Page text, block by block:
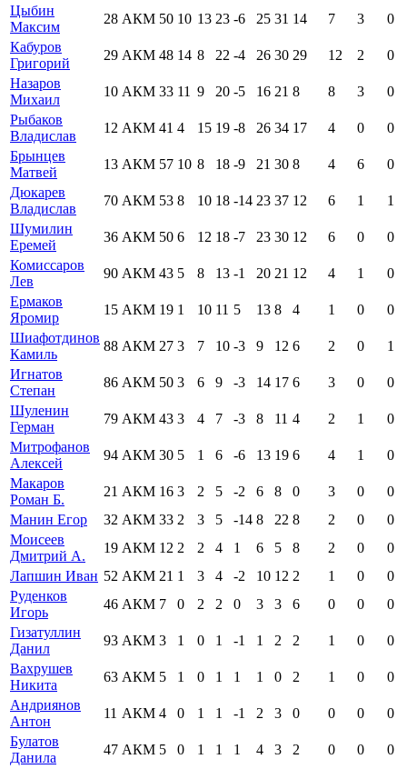
Цыбин
Максим
28 АКМ 50 10 13 23 -6 25 31 14 7 3
0
Кабуров
Григорий
29 АКМ 48 14 8 22 -4 26 30 29 12 2
0
Назаров
Михаил
10 АКМ 33 11 9 20 -5 16 21 8 8 3
0
Рыбаков
Владислав
12 АКМ 41 4 15 19 -8 26 34 17 4 0
0
Брынцев
Матвей
13 АКМ 57 10 8 18 -9 21 30 8 4 6
0
Дюкарев
Владислав
70 АКМ 53 8 10 18 -14 23 37 12 6 1
1
Шумилин
Еремей
36 АКМ 50 6 12 18 -7 23 30 12 6 0
0
Комиссаров
Лев
90 АКМ 43 5 8 13 -1 20 21 12 4 1
0
Ермаков
Яромир
15 АКМ 19 1 10 11 5 13 8 4 1 0
0
Шиафотдинов
Камиль
88 АКМ 27 3 7 10 -3 9 12 6 2 0
1
Игнатов
Степан
86 АКМ 50 3 6 9 -3 14 17 6 3 0
0
Шуленин
Герман
79 АКМ 43 3 4 7 -3 8 11 4 2 1
0
Митрофанов
Алексей
94 АКМ 30 5 1 6 -6 13 19 6 4 1
0
Макаров
Роман Б.
21 АКМ 16 3 2 5 -2 6 8 0 3 0
0
Манин Егор
32 АКМ 33 2 3 5 -14 8 22 8 2 0
0
Моисеев
Дмитрий А.
19 АКМ 12 2 2 4 1 6 5 8 2 0
0
Лапшин Иван 52 АКМ 21 1 3 4 -2 10 12 2 1 0
0
Руденков
Игорь
46 АКМ 7 0 2 2 0 3 3 6 0 0
0
Гизатуллин
Данил
93 АКМ 3 1 0 1 -1 1 2 2 1 0
0
Вахрушев
Никита
63 АКМ 5 1 0 1 1 1 0 2 1 0
0
Андриянов
Антон
11 АКМ 4 0 1 1 -1 2 3 0 0 0
0
Булатов
Данила
47 АКМ 5 0 1 1 1 4 3 2 0 0
0